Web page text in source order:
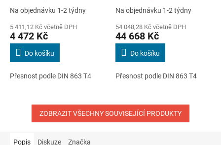
150 mm / pro rozsah 20 až
40 mm
Na objednávku 1-2 týdny
5 411,12 Kč včetně DPH
4 472 Kč
Do košíku
Přesnost podle DIN 863 T4
500 mm / pro rozsah 20 až
40 mm
Na objednávku 1-2 týdny
54 048,28 Kč včetně DPH
44 668 Kč
Do košíku
Přesnost podle DIN 863 T4
ZOBRAZIT VŠECHNY SOUVISEJÍCÍ PRODUKTY
Popis Diskuze Značka